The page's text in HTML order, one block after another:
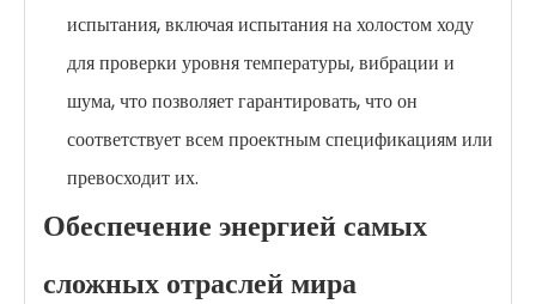
испытания, включая испытания на холостом ходу
для проверки уровня температуры, вибрации и
шума, что позволяет гарантировать, что он
соответствует всем проектным спецификациям или
превосходит их.
Обеспечение энергией самых
сложных отраслей мира